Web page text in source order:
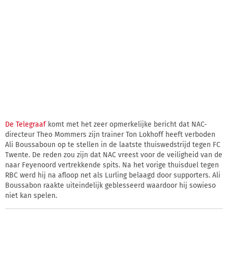
De Telegraafkomt met het zeer opmerkelijke bericht dat NAC-
directeur Theo Mommers zijn trainer Ton Lokhoff heeft verboden
Ali Boussaboun op te stellen in de laatste thuiswedstrijd tegen FC
Twente. De reden zou zijn dat NAC vreest voor de veiligheid van de
naar Feyenoord vertrekkende spits. Na het vorige thuisduel tegen
RBC werd hij na afloop net als Lurling belaagd door supporters. Ali
Boussabon raakte uiteindelijk geblesseerd waardoor hij sowieso
niet kan spelen.